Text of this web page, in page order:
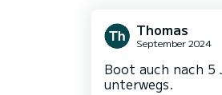
Thomas
September 2024
Boot auch nach 5
unterwegs.